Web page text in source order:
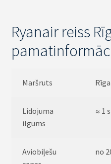
Ryanair reiss
Maršruts
Lidojuma
ilgums
≈ 1
Aviobiļešu
no